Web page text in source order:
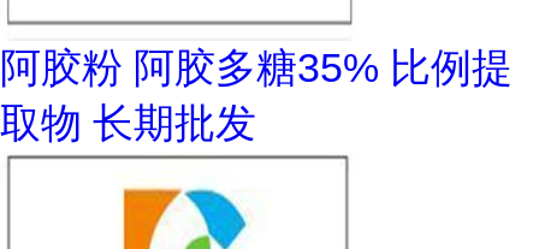
阿胶粉 阿胶多糖35% 比例提
取物 长期批发